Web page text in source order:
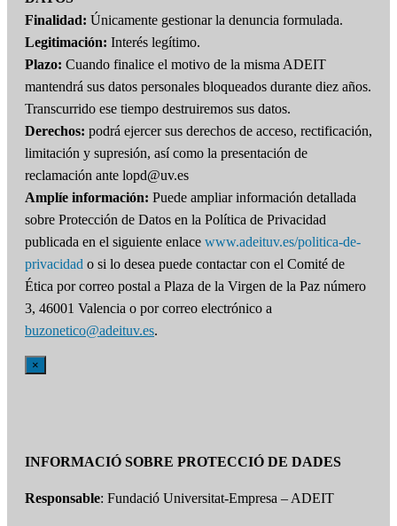
Finalidad: Únicamente gestionar la denuncia formulada.
Legitimación: Interés legítimo.
Plazo: Cuando finalice el motivo de la misma ADEIT
mantendrá sus datos personales bloqueados durante diez años.
Transcurrido ese tiempo destruiremos sus datos.
Derechos: podrá ejercer sus derechos de acceso, rectificación,
limitación y supresión, así como la presentación de
reclamación ante lopd@uv.es
Amplíe información: Puede ampliar información detallada
sobre Protección de Datos en la Política de Privacidad
publicada en el siguiente enlace www.adeituv.es/politica-de-
privacidad o si lo desea puede contactar con el Comité de
Ética por correo postal a Plaza de la Virgen de la Paz número
3, 46001 Valencia o por correo electrónico a
buzonetico@adeituv.es.
×
INFORMACIÓ SOBRE PROTECCIÓ DE DADES
Responsable: Fundació Universitat-Empresa – ADEIT